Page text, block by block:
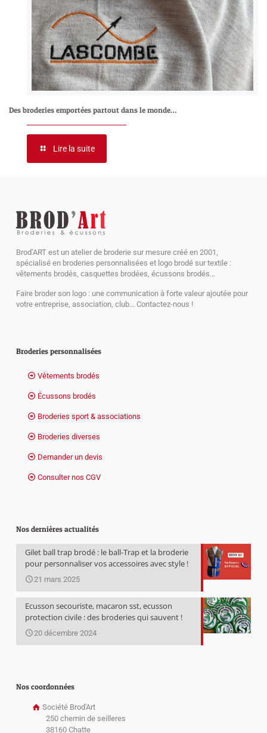
Des broderies emportées partout dans le monde…
Lire la suite
Brod’ART est un atelier de broderie sur mesure créé en 2001,
spécialisé en broderies personnalisées et logo brodé sur textile :
vêtements brodés, casquettes brodées, écussons brodés...
Faire broder son logo : une communication à forte valeur ajoutée pour
votre entreprise, association, club... Contactez-nous !
Broderies personnalisées
Vêtements brodés
Écussons brodés
Broderies sport & associations
Broderies diverses
Demander un devis
Consulter nos CGV
Nos dernières actualités
Gilet ball trap brodé : le ball-Trap et la broderie
pour personnaliser vos accessoires avec style !
21 mars 2025
Ecusson secouriste, macaron sst, ecusson
protection civile : des broderies qui sauvent !
20 décembre 2024
Nos coordonnées
Société Brod'Art
250 chemin de seilleres
38160 Chatte